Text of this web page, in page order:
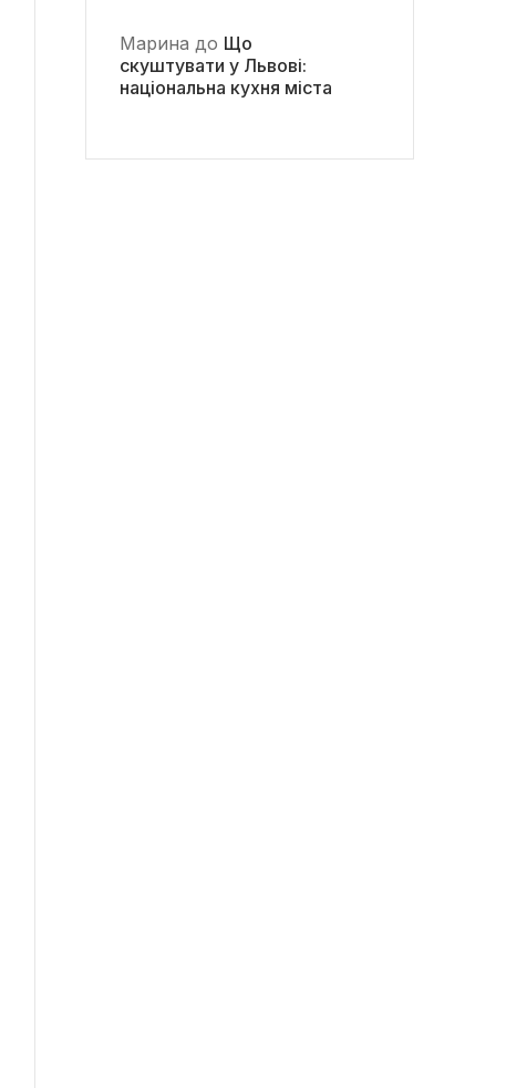
Марина до Що
скуштувати у Львові:
національна кухня міста